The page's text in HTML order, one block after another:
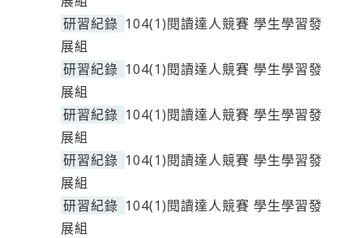
研習紀錄 104(1)閱讀達人競賽 學生學習發
展組
研習紀錄 104(1)閱讀達人競賽 學生學習發
展組
研習紀錄 104(1)閱讀達人競賽 學生學習發
展組
研習紀錄 104(1)閱讀達人競賽 學生學習發
展組
研習紀錄 104(1)閱讀達人競賽 學生學習發
展組